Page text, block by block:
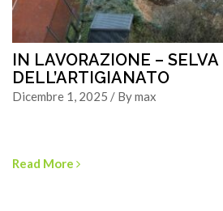
IN LAVORAZIONE –
DELL’ARTIGIANATO
Dicembre 1, 2025 / By max
Read More